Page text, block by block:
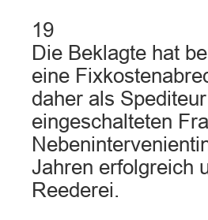
19
Die Beklagte hat
eine
daher als
eingeschalteten
Jahren erfolgreich
Reederei.